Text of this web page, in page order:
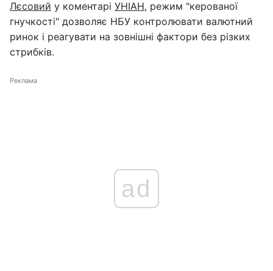
Лєсовий у коментарі УНІАН, режим "керованої
гнучкості" дозволяє НБУ контролювати валютний
ринок і реагувати на зовнішні фактори без різких
стрибків.
Реклама
ad